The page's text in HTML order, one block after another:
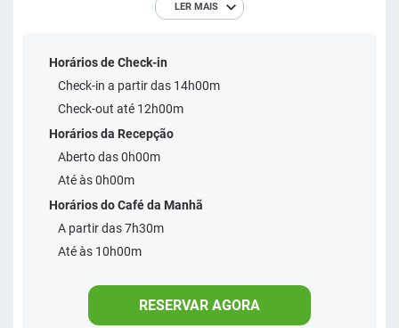
parte mais badalada da praia, onde encontra-se os
LER MAIS
Horários de Check-in
Check-in a partir das 14h00m
Check-out até 12h00m
Horários da Recepção
Aberto das 0h00m
Até às 0h00m
Horários do Café da Manhã
A partir das 7h30m
Até às 10h00m
RESERVAR AGORA